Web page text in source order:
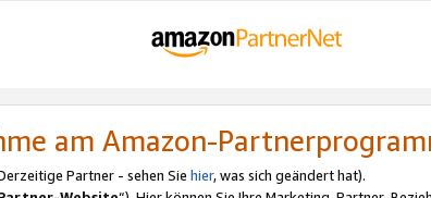
am Amazon-
Partner - sehen Sie hier, was sich geändert hat).